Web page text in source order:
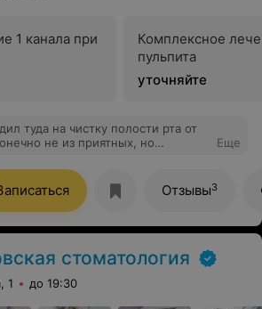
1 канала при
Комплексное
пульпита
уточняйте
туда на чистку полости рта от
не из приятных, но
Советуем)!
Еще
Отзывы3
стоматология
1 до 19:30